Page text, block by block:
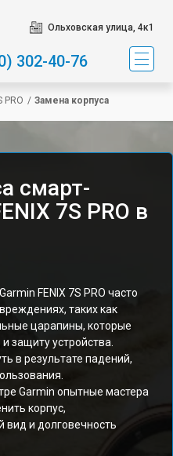
Ольховская улица, 4к1
302-40-76
PRO / Замена корпуса
смарт-
7S PRO в
FENIX 7S PRO часто
таких как
царапины, которые
защиту устройства.
в результате падений,
Garmin опытные мастера
корпус,
вид и долговечность